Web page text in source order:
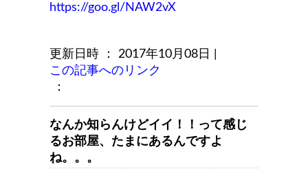
https://goo.gl/NAW2vX
更新日時 ： 2017年10月08日
この記事へのリンク
：
なんか知らんけどイイ！！って感じ
るお部屋、たまにあるんですよ
ね。。。